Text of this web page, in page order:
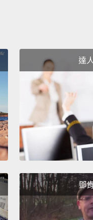
that whether we like
is endemic to our
我們喜不喜歡，這種習
is our brain will latch
behavior and a
and that reward
of, intertwined. A
the basal ganglia will
behavior that's
達
鄧